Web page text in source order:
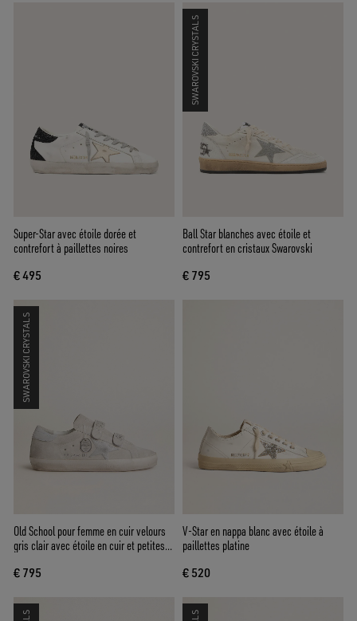
Super-Star avec étoile dorée et
contrefort à paillettes noires
€ 495
SWAROVSKI CRYSTALS
Ball Star blanches avec étoile et
contrefort en cristaux Swarovski
€ 795
SWAROVSKI CRYSTALS
Old School pour femme en cuir velours
gris clair avec étoile en cuir et petites
€ 795
V-Star en nappa blanc avec étoile à
paillettes platine
€ 520